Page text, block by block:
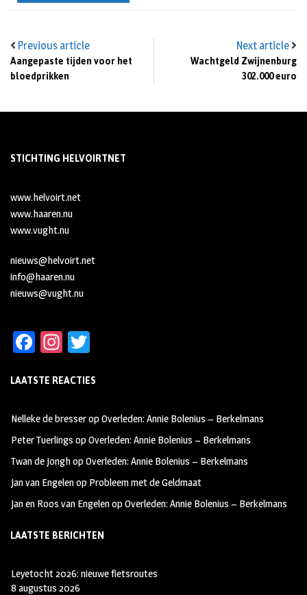
Previous article
Aangepaste tijden voor het
bloedprikken
Next article
Wachtgeld Zwijnenburg
302.000 euro
STICHTING HELVOIRTNET
www.helvoirt.net
www.haaren.nu
www.vught.nu
nieuws@helvoirt.net
info@haaren.nu
nieuws@vught.nu
Fa
b
oo
k
In
ag
m
tt
LAATSTE REACTIES
Nelleke de bresseropOverleden: Annie Bolenius – Berkelmans
Peter Tuerlings opOverleden: Annie Bolenius – Berkelmans
Twan de JonghopOverleden: Annie Bolenius – Berkelmans
Jan van Engelenop Probleem met de Geldmaat
Jan en Roos van EngelenopOverleden: Annie Bolenius – Berkelmans
LAATSTE BERICHTEN
Leyetocht 2026: nieuwe fietsroutes
8 augustus 2026